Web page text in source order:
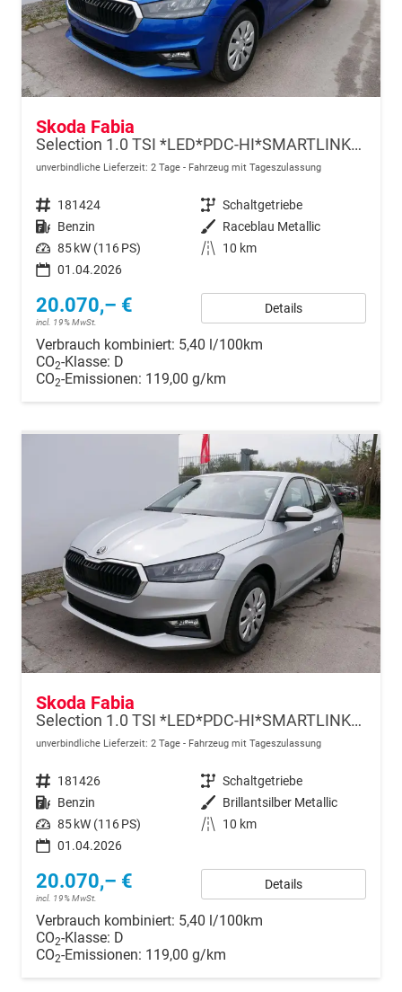
Skoda Fabia
Selection 1.0 TSI *LED*PDC-HI*SMARTLINK*SHZ*BLUETOOTH*FRONT-ASSIST
unverbindliche Lieferzeit: 2 Tage Fahrzeug mit Tageszulassung
Fahrzeugnr. 181424 Getriebe Schaltgetriebe
Kraftstoff Benzin Außenfarbe Raceblau Metallic
Leistung 85 kW (116 PS) Kilometerstand
10 km
01.04.2026
20.070,– €
incl. 19% MwSt.
Details
Verbrauch kombiniert: 5,40 l/100km
CO2-Klasse: D
CO2-Emissionen: 119,00 g/km
Skoda Fabia
Selection 1.0 TSI *LED*PDC-HI*SMARTLINK*SHZ*BLUETOOTH*FRONT-ASSIST
unverbindliche Lieferzeit: 2 Tage Fahrzeug mit Tageszulassung
Fahrzeugnr. 181426 Getriebe Schaltgetriebe
Kraftstoff Benzin Außenfarbe Brillantsilber Metallic
Leistung 85 kW (116 PS) Kilometerstand
10 km
01.04.2026
20.070,– €
incl. 19% MwSt.
Details
Verbrauch kombiniert: 5,40 l/100km
CO2-Klasse: D
CO2-Emissionen: 119,00 g/km